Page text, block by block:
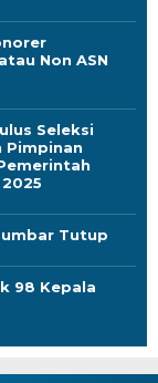
Non ASN
Seleksi
Pimpinan
Tutup
98 Kepala